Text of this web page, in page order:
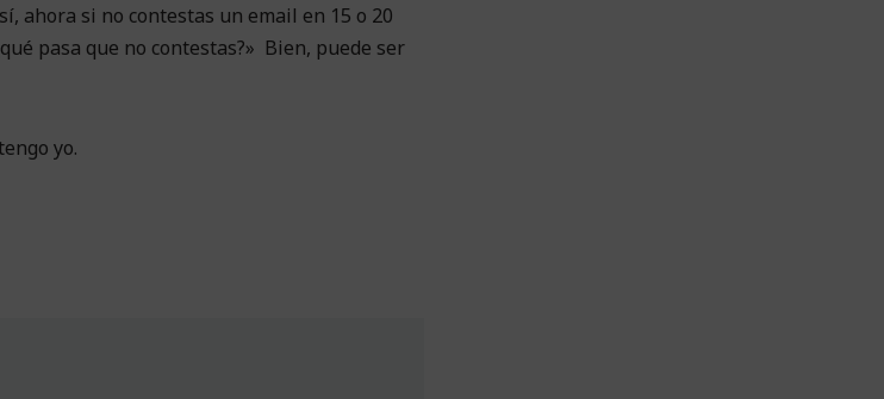
ahora si no contestas un email en 15 o 20
pasa que no contestas?» Bien, puede ser
yo.